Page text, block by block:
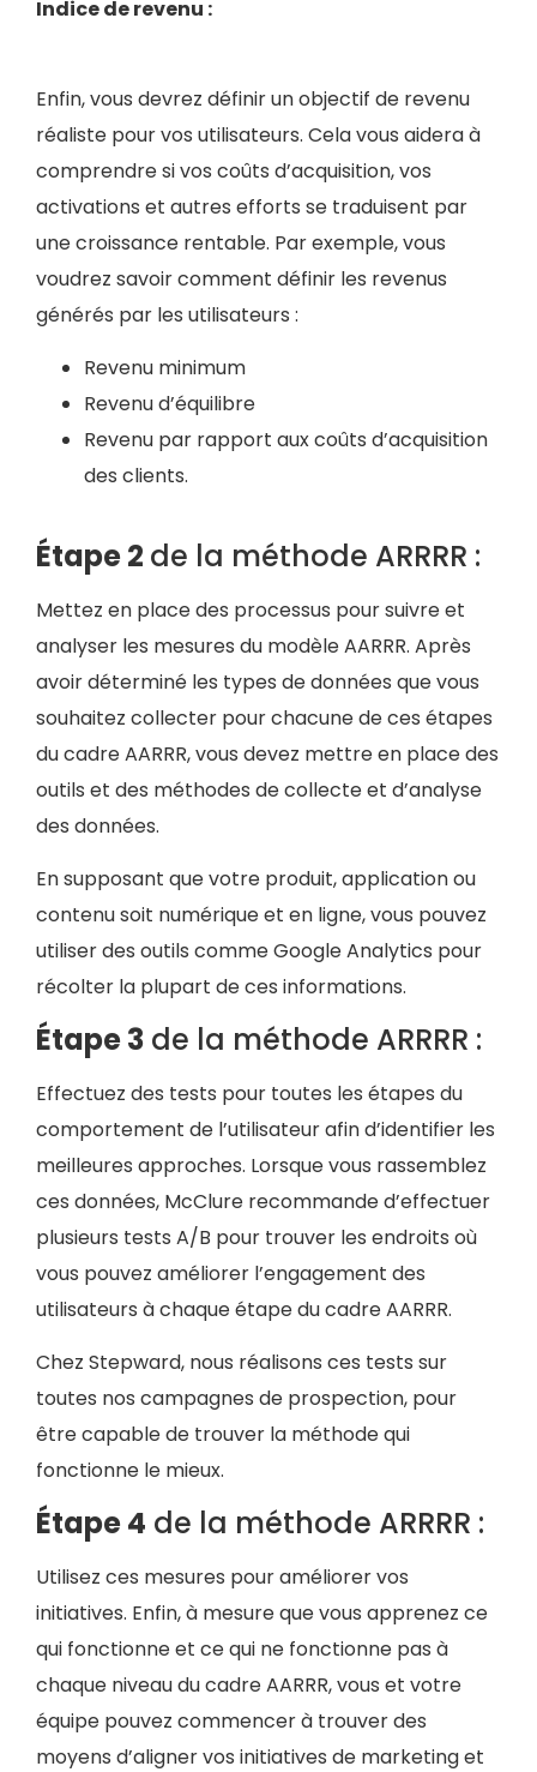
Indice de revenu :
Enfin, vous devrez définir un objectif de revenu
réaliste pour vos utilisateurs. Cela vous aidera à
comprendre si vos coûts d’acquisition, vos
activations et autres efforts se traduisent par
une croissance rentable. Par exemple, vous
voudrez savoir comment définir les revenus
générés par les utilisateurs :
Revenu minimum
Revenu d’équilibre
Revenu par rapport aux coûts d’acquisition
des clients.
Étape 2 de la méthode ARRRR :
Mettez en place des processus pour suivre et
analyser les mesures du modèle AARRR. Après
avoir déterminé les types de données que vous
souhaitez collecter pour chacune de ces étapes
du cadre AARRR, vous devez mettre en place des
outils et des méthodes de collecte et d’analyse
des données.
En supposant que votre produit, application ou
contenu soit numérique et en ligne, vous pouvez
utiliser des outils comme Google Analytics pour
récolter la plupart de ces informations.
Étape 3 de la méthode ARRRR :
Effectuez des tests pour toutes les étapes du
comportement de l’utilisateur afin d’identifier les
meilleures approches. Lorsque vous rassemblez
ces données, McClure recommande d’effectuer
plusieurs tests A/B pour trouver les endroits où
vous pouvez améliorer l’engagement des
utilisateurs à chaque étape du cadre AARRR.
Chez Stepward, nous réalisons ces tests sur
toutes nos campagnes de prospection, pour
être capable de trouver la méthode qui
fonctionne le mieux.
Étape 4 de la méthode ARRRR :
Utilisez ces mesures pour améliorer vos
initiatives. Enfin, à mesure que vous apprenez ce
qui fonctionne et ce qui ne fonctionne pas à
chaque niveau du cadre AARRR, vous et votre
équipe pouvez commencer à trouver des
moyens d’aligner vos initiatives de marketing et